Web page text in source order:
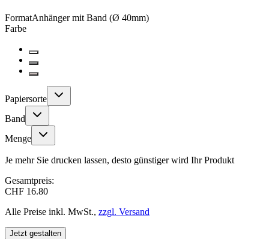
FormatAnhänger mit Band (Ø 40mm)
Farbe
Papiersorte
Band
Menge
Je mehr Sie drucken lassen, desto günstiger wird Ihr Produkt
Gesamtpreis:
CHF 16.80
Alle Preise inkl. MwSt., zzgl. Versand
Jetzt gestalten